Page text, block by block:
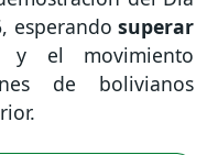
esperando superar
y el movimiento
de bolivianos